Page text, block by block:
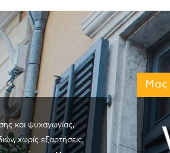
και ψυχαγωγίας,
χωρίς εξαρτήσεις,
Μας